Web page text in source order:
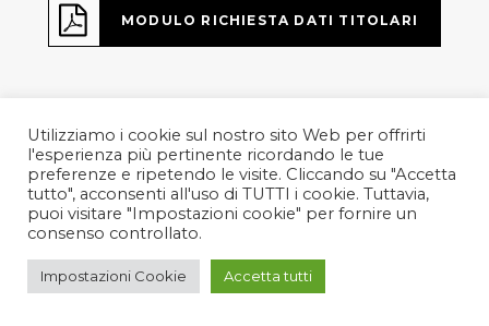
MODULO RICHIESTA DATI TITOLARI
Utilizziamo i cookie sul nostro sito Web per offrirti
l'esperienza più pertinente ricordando le tue
preferenze e ripetendo le visite. Cliccando su "Accetta
tutto", acconsenti all'uso di TUTTI i cookie. Tuttavia,
puoi visitare "Impostazioni cookie" per fornire un
consenso controllato.
Impostazioni Cookie Accetta tutti